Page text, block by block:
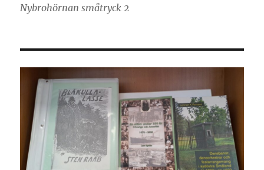
Nybrohörnan småtryck 2